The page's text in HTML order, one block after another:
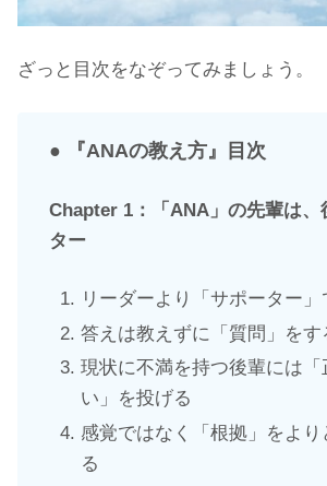
ざっと目次をなぞってみましょう。
● 『ANAの教え方』目次
Chapter 1：「ANA」の先輩は、
ター
リーダーより「サポーター」
答えは教えずに「質問」をす
現状に不満を持つ後輩には「
い」を投げる
感覚ではなく「根拠」をより
る